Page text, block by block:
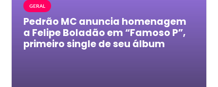
GERAL
Pedrão MC anuncia homenagem
a Felipe Boladão em “Famoso P”,
primeiro single de seu álbum